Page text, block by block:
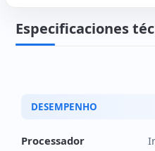
Especificaciones
DESEMPENHO
Processador